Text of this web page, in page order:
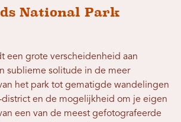
National Park
een grote verscheidenheid aan
sublieme solitude in de meer
het park tot gematigde wandelingen
en de mogelijkheid om je eigen
een van de meest gefotografeerde